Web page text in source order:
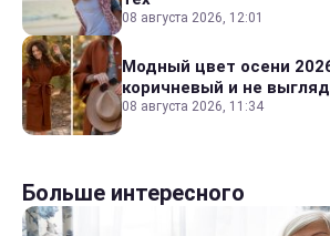
08 августа 2026, 12:01
Модный цвет осени
коричневый и не
08 августа 2026, 11:34
Больше интересного